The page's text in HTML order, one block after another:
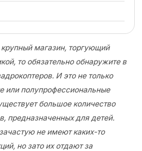
магазин, торгующий
то обязательно обнаружите в
И это не только
или полупрофессиональные
большое количество
предназначенных для детей.
не имеют каких-то
но зато их отдают за